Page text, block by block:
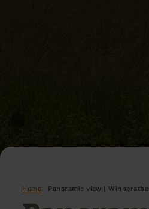
Home Panoramic view |